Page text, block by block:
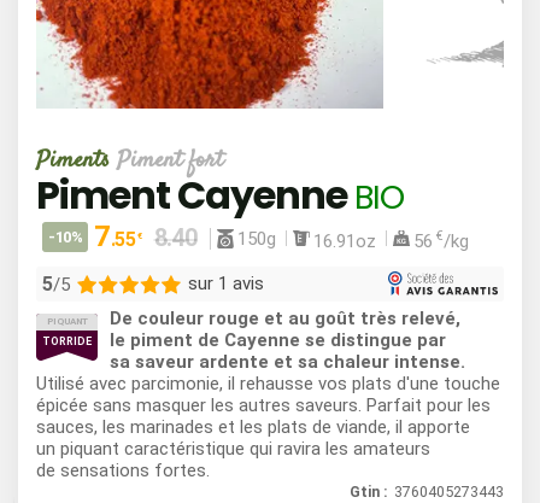
PimentsPiment fort
Piment CayenneBIO
-10% 7.55 € 150g 16.91oz 56 €/kg
5/5 sur 1 avis
1
0
0
0
0
PIQUANT
TORRIDE
De couleur rouge et au goût très relevé,
le piment de Cayenne se distingue par
sa saveur ardente et sa chaleur intense.
Utilisé avec parcimonie, il rehausse vos plats d'une touche
épicée sans masquer les autres saveurs. Parfait pour les
sauces, les marinades et les plats de viande, il apporte
un piquant caractéristique qui ravira les amateurs
de sensations fortes.
Gtin : 3760405273443